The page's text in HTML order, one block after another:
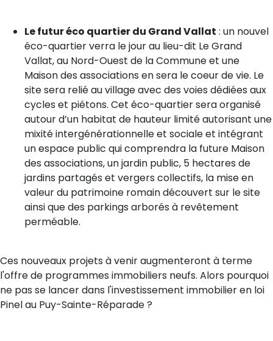
Le futur éco quartier du Grand Vallat : un nouvel
éco-quartier verra le jour au lieu-dit Le Grand
Vallat, au Nord-Ouest de la Commune et une
Maison des associations en sera le coeur de vie. Le
site sera relié au village avec des voies dédiées aux
cycles et piétons. Cet éco-quartier sera organisé
autour d’un habitat de hauteur limité autorisant une
mixité intergénérationnelle et sociale et intégrant
un espace public qui comprendra la future Maison
des associations, un jardin public, 5 hectares de
jardins partagés et vergers collectifs, la mise en
valeur du patrimoine romain découvert sur le site
ainsi que des parkings arborés à revêtement
perméable.
Ces nouveaux projets à venir augmenteront à terme
l'offre de programmes immobiliers neufs. Alors pourquoi
ne pas se lancer dans l'investissement immobilier en loi
Pinel au Puy-Sainte-Réparade ?